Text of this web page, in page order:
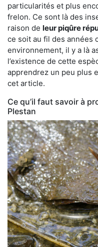
particularités et plus
frelon. Ce sont là des
raison de leur piqûre
ce soit au fil des années
environnement, il y a là
l’existence de cette
apprendrez un peu plus
cet article.
Ce qu’il faut savoir à
Plestan